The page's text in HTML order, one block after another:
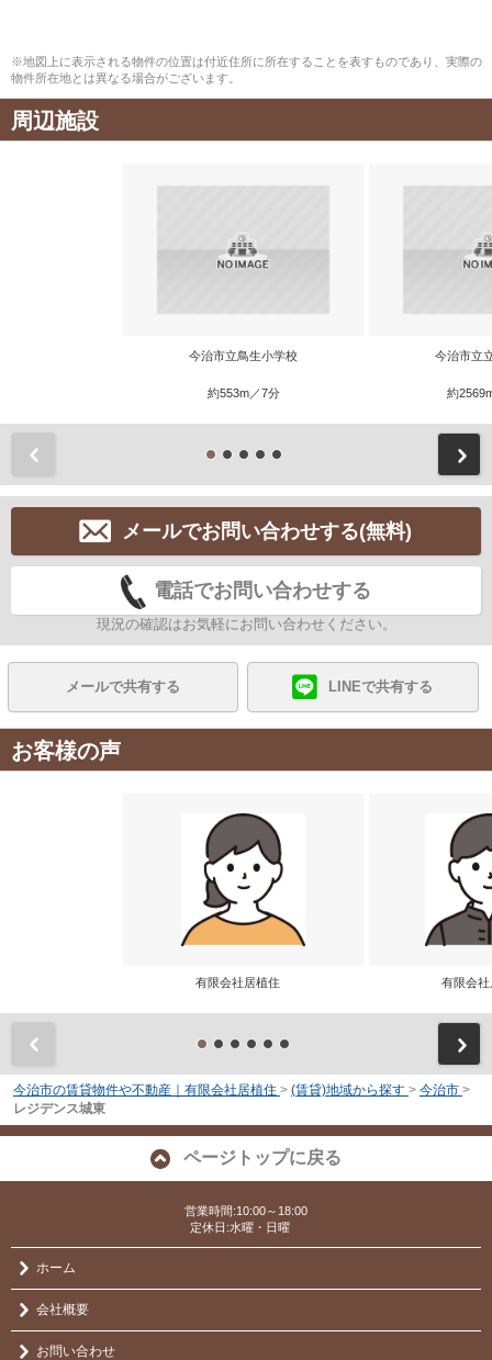
※地図上に表示される物件の位置は付近住所に所在することを表すものであり、実際の
物件所在地とは異なる場合がございます。
周辺施設
今治市立鳥生小学校
約553m／7分
今治市立
約
メールでお問い合わせする(無料)
電話でお問い合わせする
現況の確認はお気軽にお問い合わせください。
メールで共有する LINEで共有する
お客様の声
有限会社居植住 有限会
今治市の賃貸物件や不動産｜有限会社居植住 > (賃貸)地域から探す > 今治市 >
レジデンス城東
ページトップに戻る
営業時間:10:00～18:00
定休日:水曜・日曜
ホーム
会社概要
お問い合わせ